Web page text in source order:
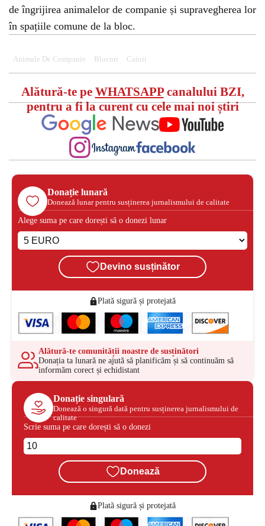
de îngrijirea animalelor de companie și supravegherea lor
în spațiile comune de la bloc.
Animale De Companie Blocuri Cainii
Alătură-te pe WHATSAPPcanalului BZI,
pentru a fi la curent cu cele mai noi știri
Donație lunară
Donează lunar pentru susținerea jurnalismului de calitate
Alege suma pe care dorești să o donezi lunar
Devino susținător
Plată sigură și protejată
Alătură-te comunității noastre de susținători
Donația ta lunară ne ajută să planificăm și să continuăm să
informăm corect și echidistant
Donație singulară
Donează o singură dată pentru susținerea jurnalismului de
calitate
Scrie suma pe care dorești să o donezi
Donează
Plată sigură și protejată